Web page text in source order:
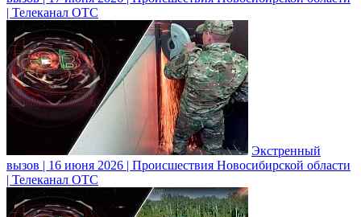
| Телеканал ОТС
Экстренный
вызов | 16 июня 2026 | Происшествия Новосибирской области
| Телеканал ОТС